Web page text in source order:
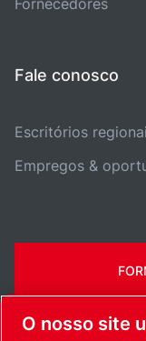
Fornecedores
Fale conosco
Escritórios
Empregos &
O nosso site